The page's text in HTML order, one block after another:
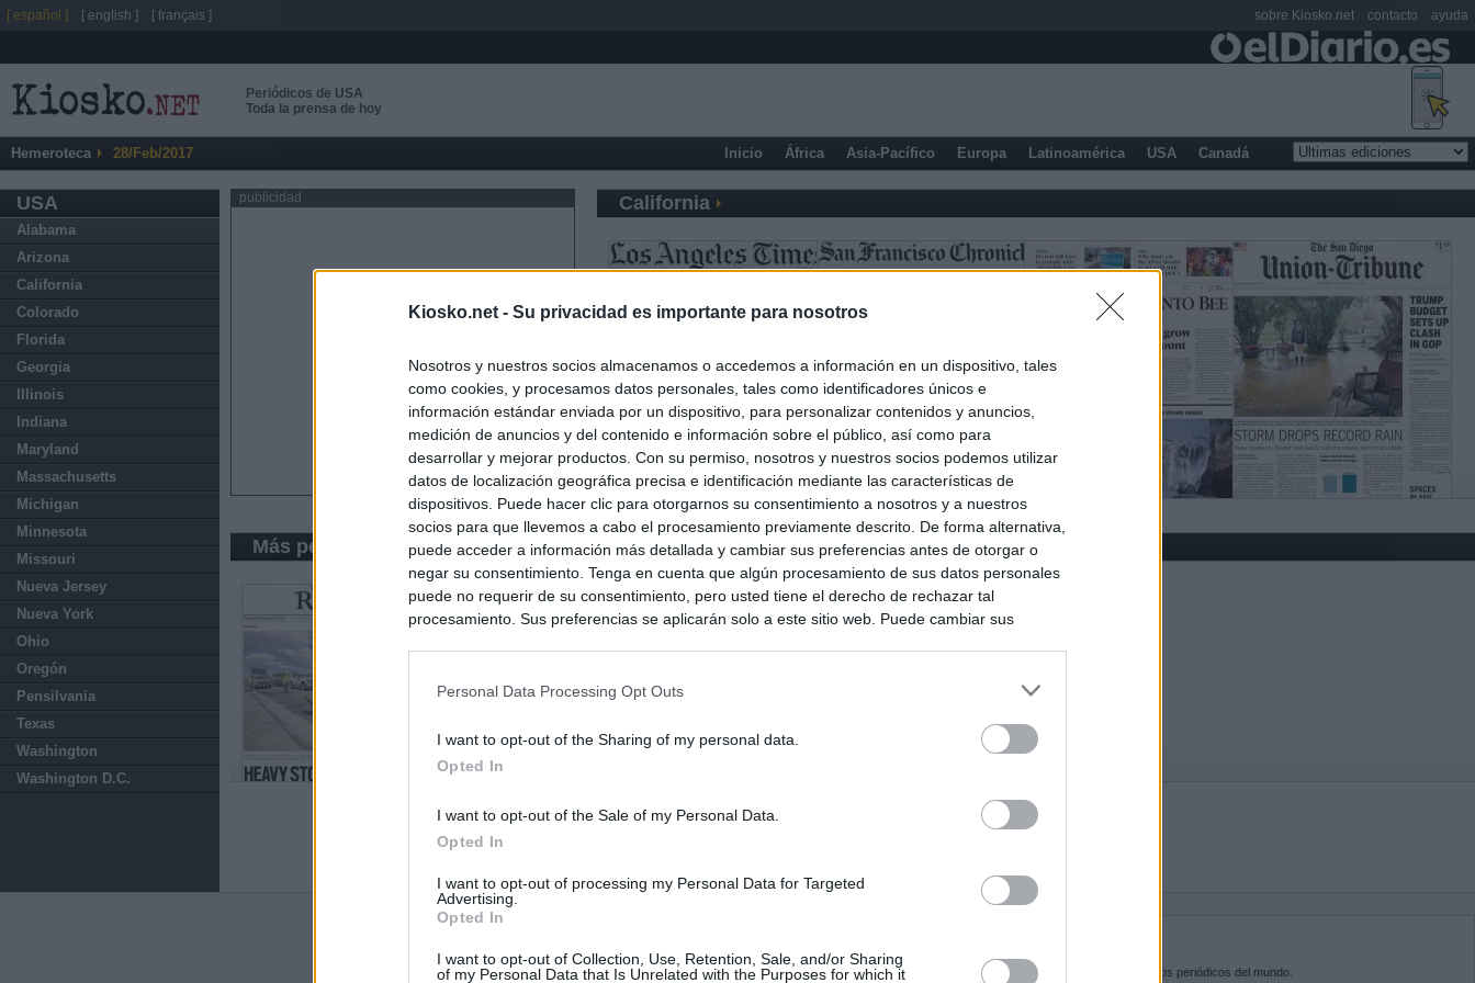
Kiosko.net - Su privacidad es importante para nosotros
Nosotros y nuestros socios almacenamos o accedemos a información en un dispositivo, tales
como cookies, y procesamos datos personales, tales como identificadores únicos e
información estándar enviada por un dispositivo, para personalizar contenidos y anuncios,
medición de anuncios y del contenido e información sobre el público, así como para
desarrollar y mejorar productos. Con su permiso, nosotros y nuestros socios podemos utilizar
datos de localización geográfica precisa e identificación mediante las características de
dispositivos. Puede hacer clic para otorgarnos su consentimiento a nosotros y a nuestros
socios para que llevemos a cabo el procesamiento previamente descrito. De forma alternativa,
puede acceder a información más detallada y cambiar sus preferencias antes de otorgar o
negar su consentimiento. Tenga en cuenta que algún procesamiento de sus datos personales
puede no requerir de su consentimiento, pero usted tiene el derecho de rechazar tal
procesamiento. Sus preferencias se aplicarán solo a este sitio web. Puede cambiar sus
Personal Data Processing Opt Outs
I want to opt-out of the Sharing of my personal data.
Opted In
I want to opt-out of the Sale of my Personal Data.
Opted In
I want to opt-out of processing my Personal Data for Targeted
Advertising.
Opted In
I want to opt-out of Collection, Use, Retention, Sale, and/or Sharing
of my Personal Data that Is Unrelated with the Purposes for which it
Periódicos de USA
Toda la prensa de hoy
Hemeroteca 28/Feb/2017 Inicio África Asia-Pacífico Europa Latinoamérica USA Canadá
USA
Alabama
Arizona
California
Colorado
Florida
Georgia
Illinois
Indiana
Maryland
Massachusetts
Michigan
Minnesota
Missouri
Nueva Jersey
Nueva York
Ohio
Oregón
Pensilvania
Texas
Washington
Washington D.C.
publicidad California
Más periódicos de California
Últimas noticias
El Gobierno da un ultimátum a Italia: o levanta los controles a viajeros de Kiosko.net es la puerta de entrada a los periódicos del mundo.
[ español ] [ english ] [ français ] sobre Kiosko.net contacto ayuda